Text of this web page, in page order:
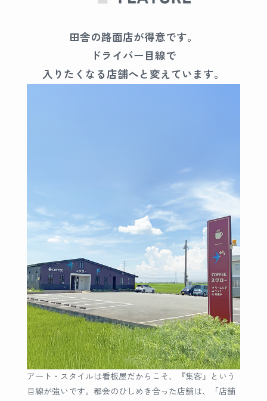
田舎の路面店が得意です。
ドライバー目線で
入りたくなる店舗へと変えています。
アート・スタイルは看板屋だからこそ、『集客』という
目線が強いです。都会のひしめき合った店舗は、「店舗